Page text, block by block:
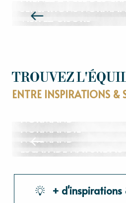
SENSATIONS
VISITEZ GISORS
TROUVEZ
ENTRE INSPIRATIONS &
NORMAND
NORMANDIE
ROUTE DES
NORMAND
ESCAPADE NATURE AU
+